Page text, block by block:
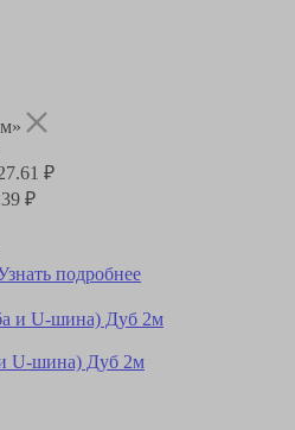
₽
₽
подробнее
U-шина) Дуб 2м